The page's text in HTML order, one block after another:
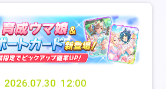
2026.07.30 12:00